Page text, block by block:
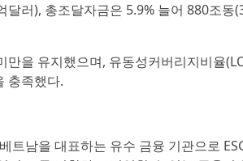
달러), 총조달자금은 5.9% 늘어 880조
만을 유지했으며, 유동성커버리지비율
충족했다.
트남을 대표하는 유수 금융 기관으로